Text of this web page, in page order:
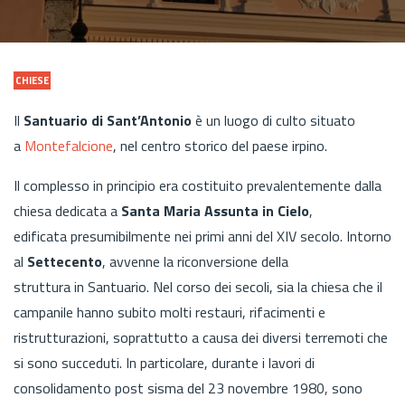
CHIESE
Il Santuario di Sant’Antonioè un luogo di culto situato
a Montefalcione, nel centro storico del paese irpino.
Il complesso in principio era costituito prevalentemente dalla
chiesa dedicata a Santa Maria Assunta in Cielo,
edificata presumibilmente nei primi anni del XIV secolo. Intorno
al Settecento, avvenne la riconversione della
struttura in Santuario. Nel corso dei secoli, sia la chiesa che il
campanile hanno subito molti restauri, rifacimenti e
ristrutturazioni, soprattutto a causa dei diversi terremoti che
si sono succeduti. In particolare, durante i lavori di
consolidamento post sisma del 23 novembre 1980, sono